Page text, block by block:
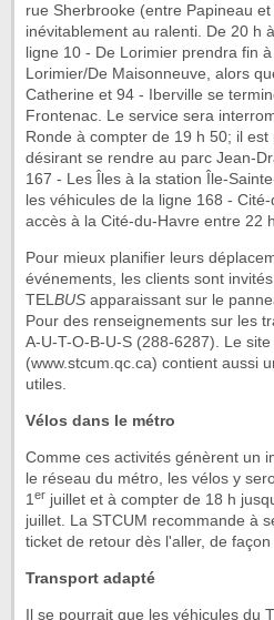
rue Sherbrooke (entre Papineau
inévitablement au ralenti. De 20 h
ligne 10 - De Lorimier prendra fin
Lorimier/De Maisonneuve, alors
Catherine et 94 - Iberville se
Frontenac. Le service sera
Ronde à compter de 19 h 50; il
désirant se rendre au parc Jean-
167 - Les Îles à la station Île-
les véhicules de la ligne 168 -
accès à la Cité-du-Havre entre 22
Pour mieux planifier leurs
événements, les clients sont
TELBUS apparaissant sur le
Pour des renseignements sur les
A-U-T-O-B-U-S (288-6287). Le
(www.stcum.qc.ca) contient aussi
utiles.
Vélos dans le métro
Comme ces activités génèrent un
le réseau du métro, les vélos y
1er juillet et à compter de 18 h
juillet. La STCUM recommande à
ticket de retour dès l'aller, de
Transport adapté
Il se pourrait que les véhicules du